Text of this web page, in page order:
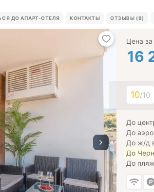
ДО АПАРТ-ОТЕЛЯ КОНТАКТЫ ОТЗЫВЫ (8)
Цена за
16
10/10
До
До
До ж/д
До
До